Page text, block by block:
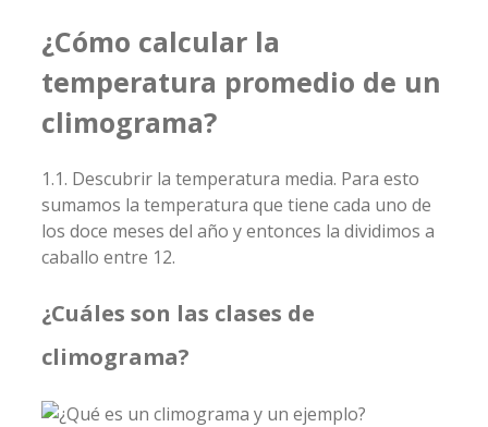
¿Cómo calcular la
temperatura promedio de un
climograma?
1.1. Descubrir la temperatura media. Para esto
sumamos la temperatura que tiene cada uno de
los doce meses del año y entonces la dividimos a
caballo entre 12.
¿Cuáles son las clases de
climograma?